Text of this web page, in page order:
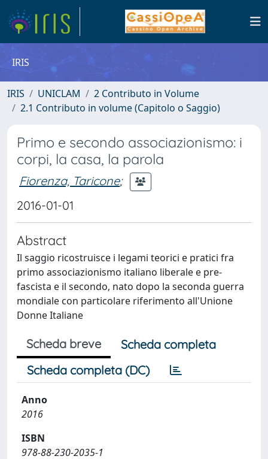
IRIS
IRIS UNICLAM
2 Contributo in Volume
2.1 Contributo in volume (Capitolo o Saggio)
Primo e secondo associazionismo: i
corpi, la casa, la parola
Fiorenza, Taricone;
2016-01-01
Abstract
Il saggio ricostruisce i legami teorici e pratici fra
primo associazionismo italiano liberale e pre-
fascista e il secondo, nato dopo la seconda guerra
mondiale con particolare riferimento all'Unione
Donne Italiane
Scheda breve
Scheda completa
Scheda completa (DC)
Anno
2016
ISBN
978-88-230-2035-1